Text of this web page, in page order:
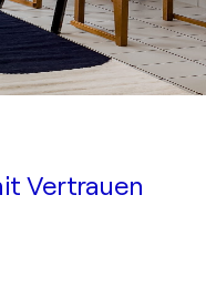
Vertrauen